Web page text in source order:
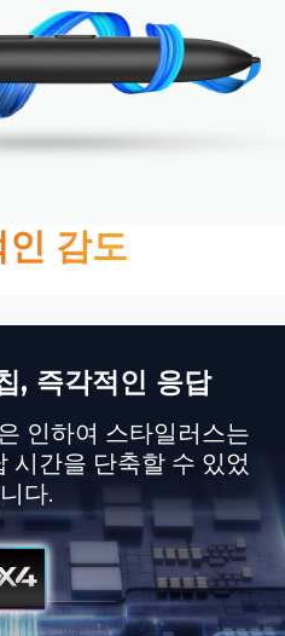
감도
, 즉각적인 응답
인하여 스타일러스는
시간을 단축할 수 있었
다.